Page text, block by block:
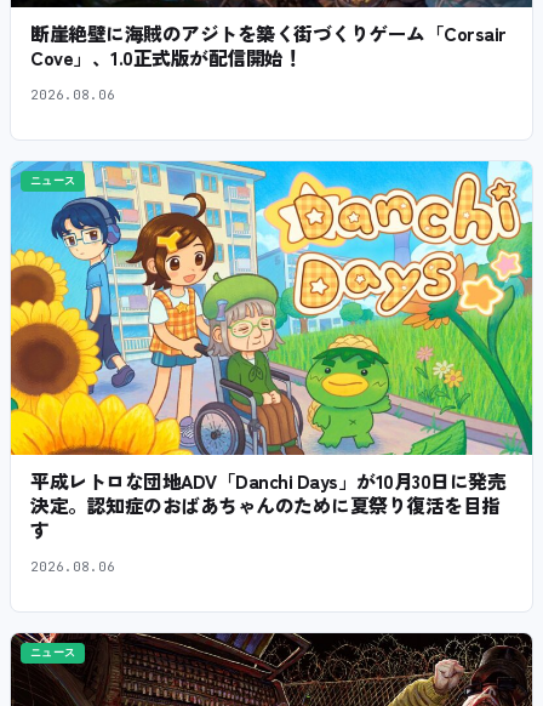
断崖絶壁に海賊のアジトを築く街づくりゲーム「Corsair
Cove」、1.0正式版が配信開始！
2026.08.06
ニュース
平成レトロな団地ADV「Danchi Days」が10月30日に発売
決定。認知症のおばあちゃんのために夏祭り復活を目指
す
2026.08.06
ニュース